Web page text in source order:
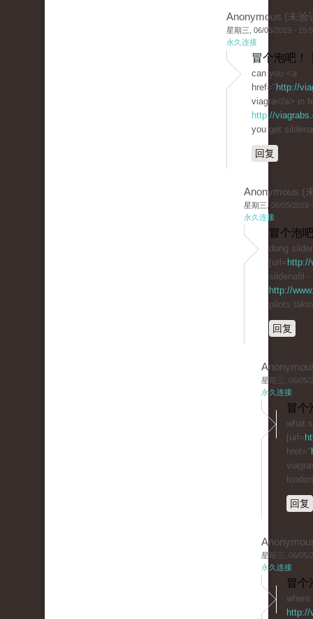
Anonymous (未验
星期三, 06/05/2019 -
永久连接
冒个泡吧！
can you <a
href=" http://
viagra</a> in
http://
you get
回复
Anonymous (
星期三, 06/05/2019
永久连接
冒个泡
dung
[url=
sildenafil -
http://
pilots
回复
星期三, 06/05/
永久连接
冒个
what
[url=
href="
回复
星期三, 06/05/
永久连接
冒个
http://